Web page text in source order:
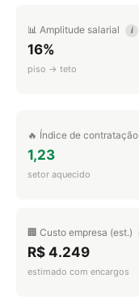
📊 Amplitude salarial i
16%
piso → teto
🔥 Índice de contratação
1,23
setor aquecido
🏢 Custo empresa (est.)
R$ 4.249
estimado com encargos